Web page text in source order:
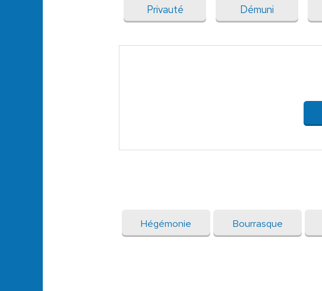
Privauté Démuni
Hégémonie Bourrasque